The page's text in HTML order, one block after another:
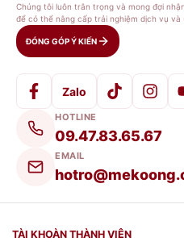
Chúng tôi luôn trân trọng và mong đợi
để có thể nâng cấp trải nghiệm dịch vụ và
ĐÓNG GÓP Ý KIẾN
Zalo
HOTLINE
09.47.83.65.67
EMAIL
TÀI KHOÀN THÀNH VIÊN